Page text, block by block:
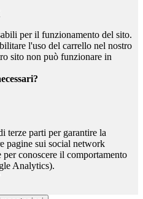
per il funzionamento del sito.
l'uso del carrello nel nostro
sito non può funzionare in
terze parti per garantire la
pagine sui social network
conoscere il comportamento
Analytics).